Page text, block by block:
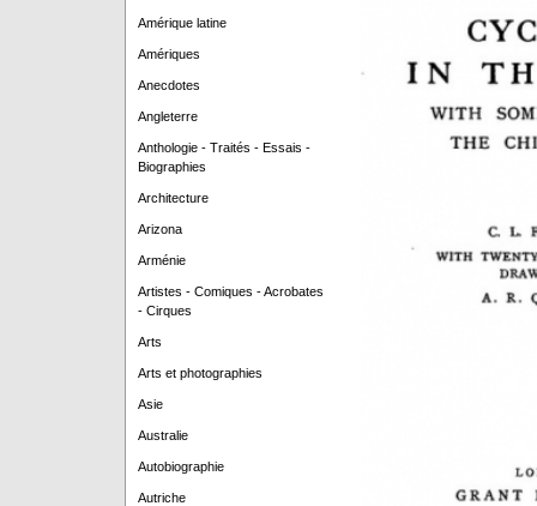
Amérique latine
Amériques
Anecdotes
Angleterre
Anthologie - Traités - Essais -
Biographies
Architecture
Arizona
Arménie
Artistes - Comiques - Acrobates
- Cirques
Arts
Arts et photographies
Asie
Australie
Autobiographie
Autriche